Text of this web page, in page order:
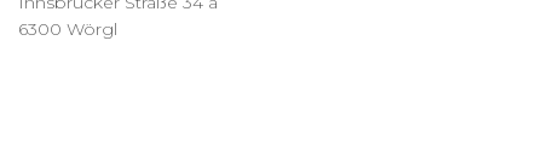
6300 Wörgl